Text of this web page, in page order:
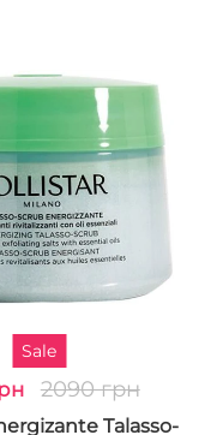
Sale
2090 грн
Talasso-